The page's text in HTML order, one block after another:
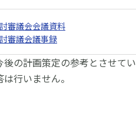
審議会会議資料
審議会議事録
の計画策定の参考とさせてい
行いません。